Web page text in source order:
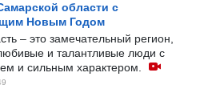
области с
Новым Годом
– это замечательный регион,
и талантливые люди с
и сильным характером.